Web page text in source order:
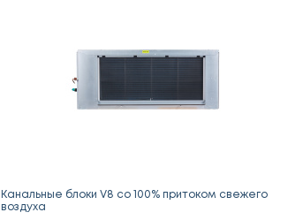
Канальные блоки V8 со 100% притоком свежего
воздуха